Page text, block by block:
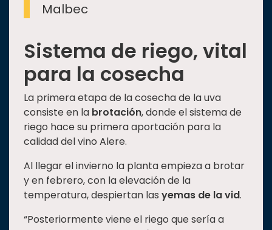
Malbec
Sistema de riego, vital
para la cosecha
La primera etapa de la cosecha de la uva
consiste en la brotación, donde el sistema de
riego hace su primera aportación para la
calidad del vino Alere.
Al llegar el invierno la planta empieza a brotar
y en febrero, con la elevación de la
temperatura, despiertan las yemas de la vid.
“Posteriormente viene el riego que sería a